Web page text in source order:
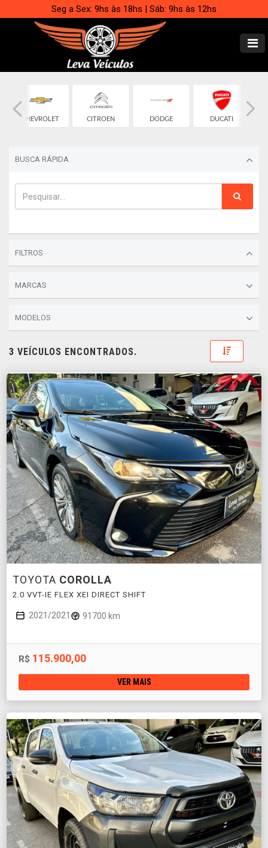
Seg a Sex: 9hs às 18hs | Sáb: 9hs às 12hs
CHEVROLET CITROEN DODGE DUCATI
BUSCA RÁPIDA
FILTROS
MARCAS
MODELOS
3 VEÍCULOS ENCONTRADOS. Toggle
TOYOTA COROLLA
2.0 VVT-IE FLEX XEI DIRECT SHIFT
2021/2021 91700 km
R$ 115.900,00
VER MAIS